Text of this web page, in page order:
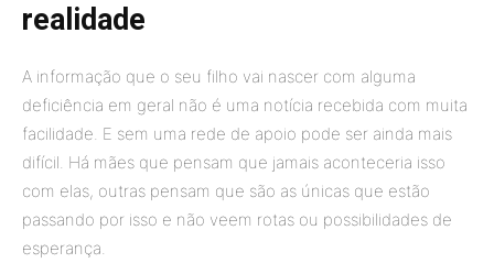
realidade
A informação que o seu filho vai nascer com alguma
deficiência em geral não é uma notícia recebida com muita
facilidade. E sem uma rede de apoio pode ser ainda mais
difícil. Há mães que pensam que jamais aconteceria isso
com elas, outras pensam que são as únicas que estão
passando por isso e não veem rotas ou possibilidades de
esperança.